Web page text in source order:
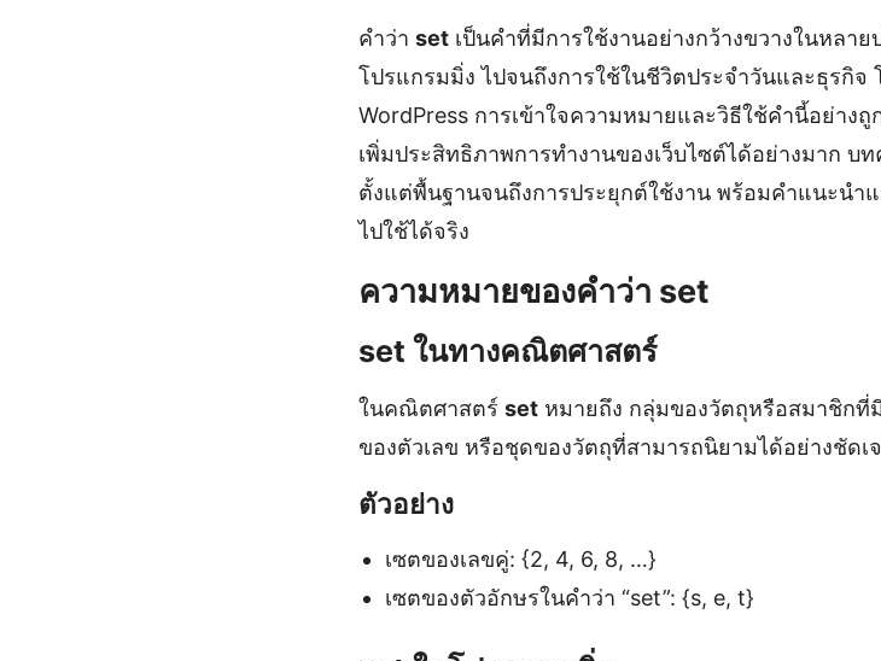
คำว่า set เป็นคำที่มีการใช้งานอย่างกว้างขวางในหล
โปรแกรมมิ่ง ไปจนถึงการใช้ในชีวิตประจำวันและธุรกิจ
WordPress การเข้าใจความหมายและวิธีใช้คำนี้อย่าง
เพิ่มประสิทธิภาพการทำงานของเว็บไซต์ได้อย่างมาก บ
ตั้งแต่พื้นฐานจนถึงการประยุกต์ใช้งาน พร้อมคำแนะนำ
ไปใช้ได้จริง
ความหมายของคำว่า set
set ในทางคณิตศาสตร์
ในคณิตศาสตร์ set หมายถึง กลุ่มของวัตถุหรือสมาชิก
ของตัวเลข หรือชุดของวัตถุที่สามารถนิยามได้อย่างชัดเ
ตัวอย่าง
เซตของเลขคู่: {2, 4, 6, 8, …}
เซตของตัวอักษรในคำว่า “set”: {s, e, t}